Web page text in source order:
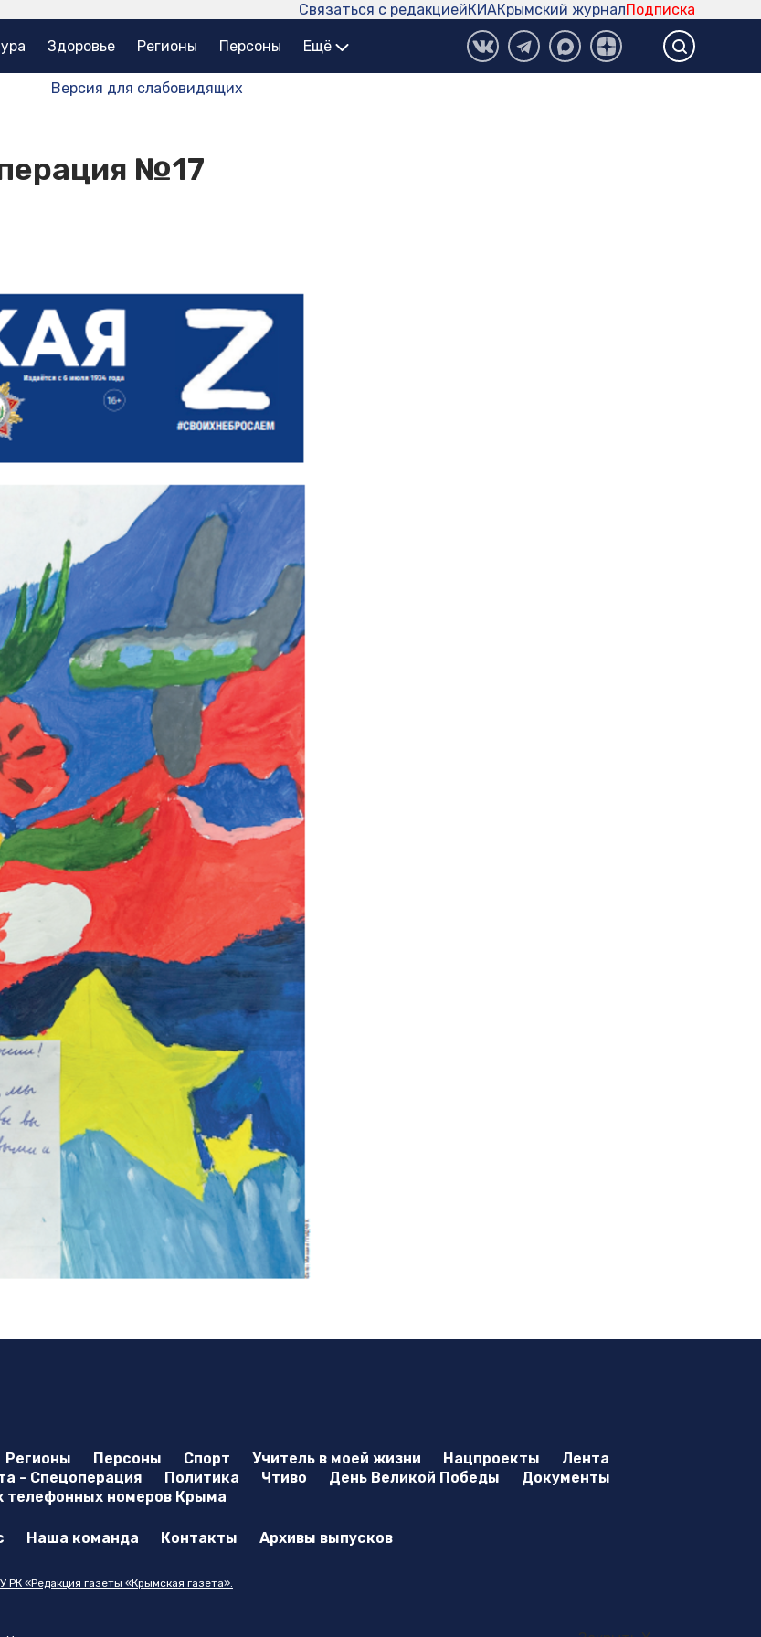
Подписка
Крымский журнал
КИА
Связаться с редакцией
Здоровье Регионы Персоны Ещё
Версия для слабовидящих
№17
Регионы Персоны Спорт Учитель в моей жизни Нацпроекты
Лента
- Спецоперация Политика Чтиво День Великой Победы
Документы
телефонных номеров Крыма
Наша команда Контакты Архивы выпусков
«Редакция газеты «Крымская газета».